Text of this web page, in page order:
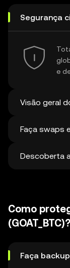
Segurança
e
Visão geral
Faça swaps
38
Descoberta
Como
(GOAT_BTC)?
Faça